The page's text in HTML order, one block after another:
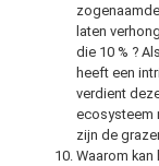
laten
die 10 % ?
heeft een
verdient
ecosysteem
zijn de
Waarom